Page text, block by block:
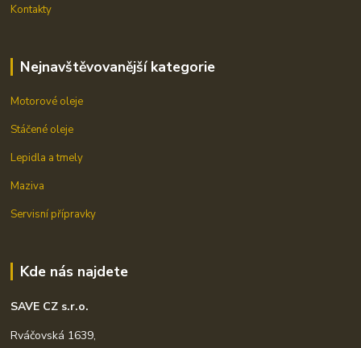
Kontakty
Nejnavštěvovanější kategorie
Motorové oleje
Stáčené oleje
Lepidla a tmely
Maziva
Servisní přípravky
Kde nás najdete
SAVE CZ s.r.o.
Rváčovská 1639,